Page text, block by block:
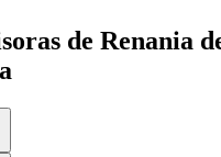
de Renania